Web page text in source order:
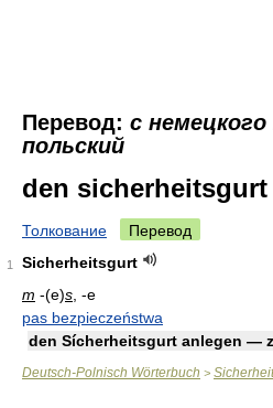
Перевод: с немецкого
польский
den sicherheitsgurt
Толкование Перевод
1
Sicherheitsgurt
m -(e)s , -e
pas bezpieczeństwa
den Sícherheitsgurt anlegen —
Deutsch-Polnisch Wörterbuch >